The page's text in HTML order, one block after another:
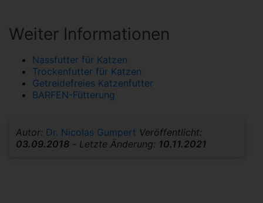
Weiter Informationen
Nassfutter für Katzen
Trockenfutter für Katzen
Getreidefreies Katzenfutter
BARFEN-Fütterung
Autor: Dr. Nicolas Gumpert Veröffentlicht:
03.09.2018 - Letzte Änderung: 10.11.2021